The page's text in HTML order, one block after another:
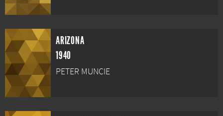
ARIZONA
1940
PETER MUNCIE